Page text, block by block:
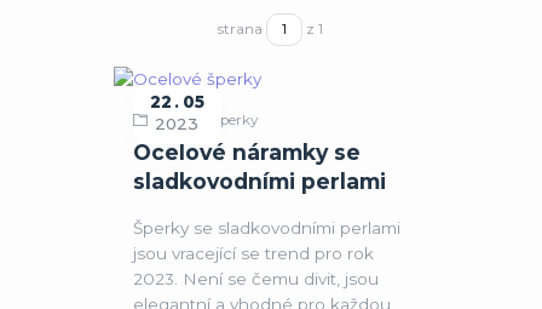
strana z 1
Ocelové náramky se
sladkovodními perlami
22
05
2023
Ocelové šperky
Šperky se sladkovodními perlami
jsou vracející se trend pro rok
2023. Není se čemu divit, jsou
elegantní a vhodné pro každou